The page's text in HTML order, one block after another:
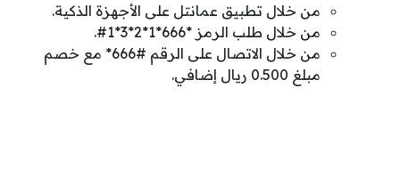
من خلال تطبيق عمانتل على الأجهزة الذكية.
من خلال طلب الرمز *666*1*2*3*1#.
من خلال الاتصال على الرقم #666* مع خصم
مبلغ 0.500 ريال إضافي.